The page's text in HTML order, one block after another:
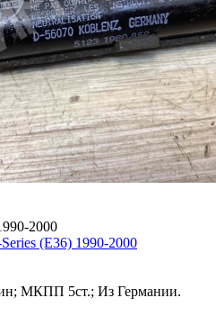
2000
(E36) 1990-2000
МКПП 5ст.; Из Германии.